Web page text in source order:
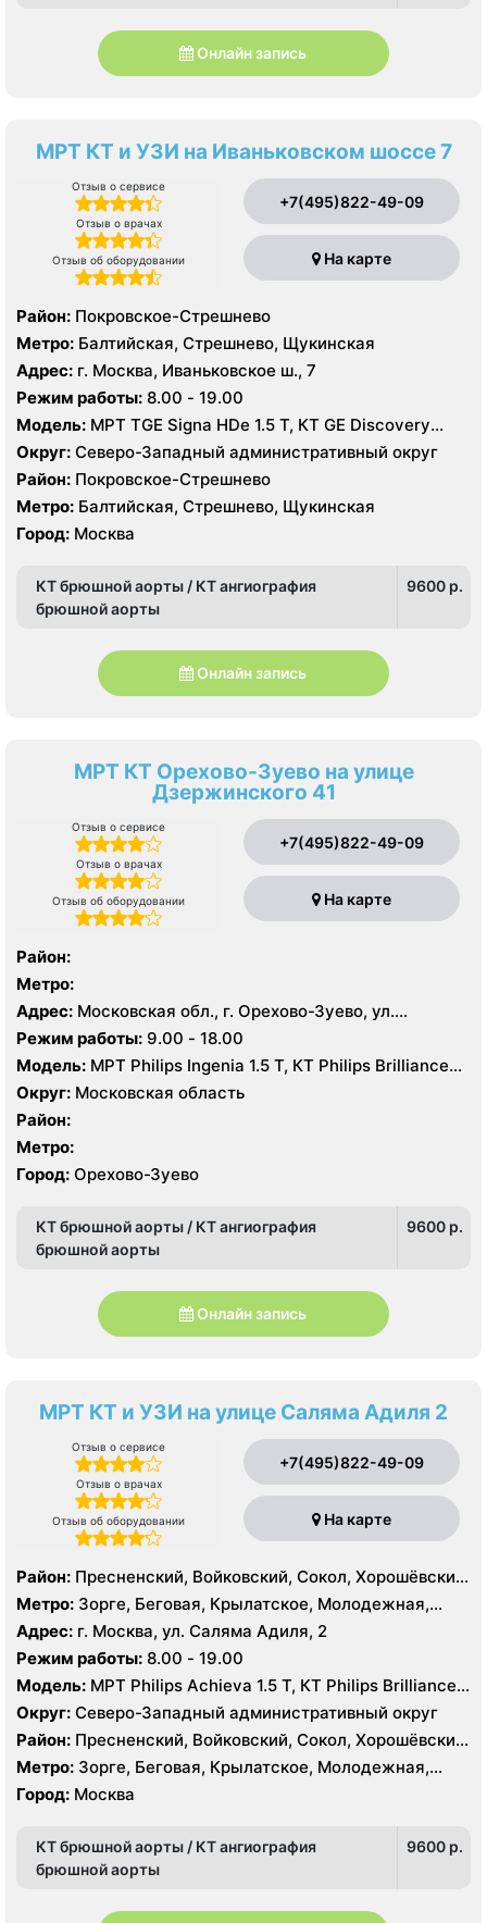
Онлайн запись
МРТ КТ и УЗИ на Иваньковском шоссе 7
Отзыв о сервисе
Отзыв о врачах
Отзыв об оборудовании
+7(495)822-49-09
На карте
Район: Покровское-Стрешнево
Метро: Балтийская, Стрешнево, Щукинская
Адрес: г. Москва, Иваньковское ш., 7
Режим работы: 8.00 - 19.00
Модель: МРТ TGE Signa HDe 1.5 T, КТ GE Discovery
CT750 256 срезов, GE Healthcare LightSpeed VCT 64
среза УЗИ GE Logiq 9, GE Voluson 8, Philips IE33,
Toshiba Aplio 500
Округ: Северо-Западный административный округ
Район: Покровское-Стрешнево
Метро: Балтийская, Стрешнево, Щукинская
Город: Москва
КТ брюшной аорты / КТ ангиография
брюшной аорты
9600 p.
Онлайн запись
МРТ КТ Орехово-Зуево на улице
Дзержинского 41
Отзыв о сервисе
Отзыв о врачах
Отзыв об оборудовании
+7(495)822-49-09
На карте
Район:
Метро:
Адрес: Московская обл., г. Орехово-Зуево, ул.
Дзержинского, 41
Режим работы: 9.00 - 18.00
Модель: МРТ Philips Ingenia 1.5 T, КТ Philips Brilliance
64 среза
Округ: Московская область
Район:
Метро:
Город: Орехово-Зуево
КТ брюшной аорты / КТ ангиография
брюшной аорты
9600 p.
Онлайн запись
МРТ КТ и УЗИ на улице Саляма Адиля 2
Отзыв о сервисе
Отзыв о врачах
Отзыв об оборудовании
+7(495)822-49-09
На карте
Район: Пресненский, Войковский, Сокол, Хорошёвский,
Крылатское, Кунцево, Филёвский Парк, Северное
Тушино, Строгино, Хорошёво-Мнёвники, Щукино,
Южное Тушино
Метро: Зорге, Беговая, Крылатское, Молодежная,
Октябрьское поле, Панфиловская, Полежаевская,
Хорошево, Хорошевская, ЦСКА, Щукинская, Мнёвники,
Народное Ополчение
Адрес: г. Москва, ул. Саляма Адиля, 2
Режим работы: 8.00 - 19.00
Модель: МРТ Philips Achieva 1.5 T, КТ Philips Brilliance
64 среза, УЗИ GE Voluson E8, ESAOTE MYLAB TWICE
Округ: Северо-Западный административный округ
Район: Пресненский, Войковский, Сокол, Хорошёвский,
Крылатское, Кунцево, Филёвский Парк, Северное
Тушино, Строгино, Хорошёво-Мнёвники, Щукино,
Южное Тушино
Метро: Зорге, Беговая, Крылатское, Молодежная,
Октябрьское поле, Панфиловская, Полежаевская,
Хорошево, Хорошевская, ЦСКА, Щукинская, Мнёвники,
Город: Москва
КТ брюшной аорты / КТ ангиография
брюшной аорты
9600 p.